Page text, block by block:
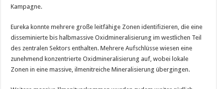
Kampagne.
Eureka konnte mehrere große leitfähige Zonen identifizieren, die eine
disseminierte bis halbmassive Oxidmineralisierung im westlichen Teil
des zentralen Sektors enthalten. Mehrere Aufschlüsse wiesen eine
zunehmend konzentrierte Oxidmineralisierung auf, wobei lokale
Zonen in eine massive, ilmenitreiche Mineralisierung übergingen.